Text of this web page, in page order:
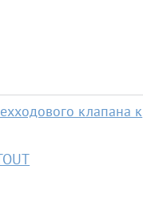
клапана к